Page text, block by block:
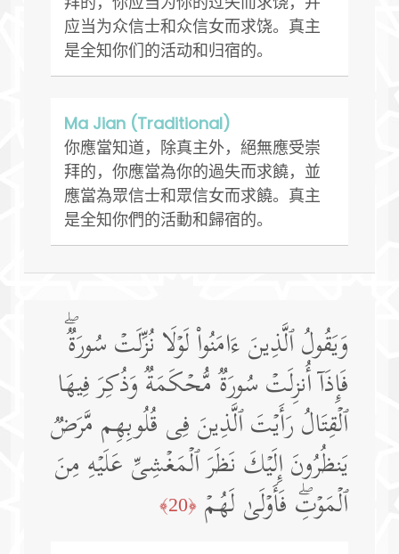
应当为众信士和众信女而求饶。真主
是全知你们的活动和归宿的。
Ma Jian (Traditional)
你應當知道，除真主外，絕無應受崇
拜的，你應當為你的過失而求饒，並
應當為眾信士和眾信女而求饒。真主
是全知你們的活動和歸宿的。
وَیَقُولُ ٱلَّذِینَ ءَامَنُوا۟ لَوۡلَا نُزِّلَتۡ سُورَةࣱۖ
فَإِذَاۤ أُنزِلَتۡ سُورَةࣱ مُّحۡكَمَةࣱ وَذُكِرَ فِیهَا
ٱلۡقِتَالُ رَأَیۡتَ ٱلَّذِینَ فِی قُلُوبِهِم مَّرَضࣱ
یَنظُرُونَ إِلَیۡكَ نَظَرَ ٱلۡمَغۡشِیِّ عَلَیۡهِ مِنَ
ٱلۡمَوۡتِۖ فَأَوۡلَىٰ لَهُمۡ ﴿20﴾